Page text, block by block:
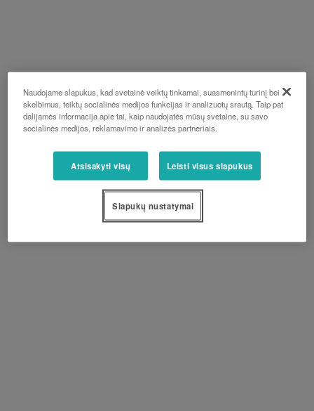
Naudojame slapukus, kad svetainė veiktų tinkamai, suasmenintų turinį bei
skelbimus, teiktų socialinės medijos funkcijas ir analizuotų srautą. Taip pat
dalijamės informacija apie tai, kaip naudojatės mūsų svetaine, su savo
socialinės medijos, reklamavimo ir analizės partneriais.
Atsisakyti visų Leisti visus slapukus
Slapukų nustatymai